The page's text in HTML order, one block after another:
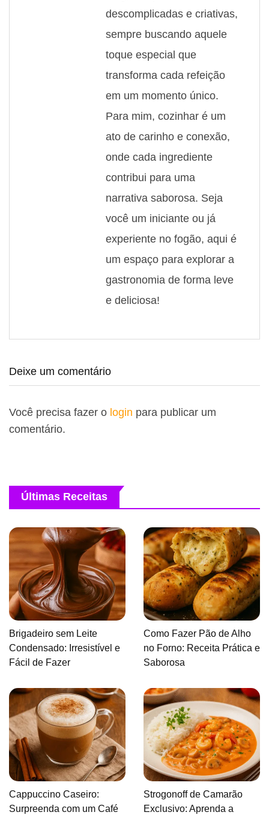
descomplicadas e criativas,
sempre buscando aquele
toque especial que
transforma cada refeição
em um momento único.
Para mim, cozinhar é um
ato de carinho e conexão,
onde cada ingrediente
contribui para uma
narrativa saborosa. Seja
você um iniciante ou já
experiente no fogão, aqui é
um espaço para explorar a
gastronomia de forma leve
e deliciosa!
Deixe um comentário
Você precisa fazer o login para publicar um
comentário.
Últimas Receitas
Brigadeiro sem Leite
Condensado: Irresistível e
Fácil de Fazer
Como Fazer Pão de Alho
no Forno: Receita Prática e
Saborosa
Cappuccino Caseiro:
Surpreenda com um Café
Strogonoff de Camarão
Exclusivo: Aprenda a